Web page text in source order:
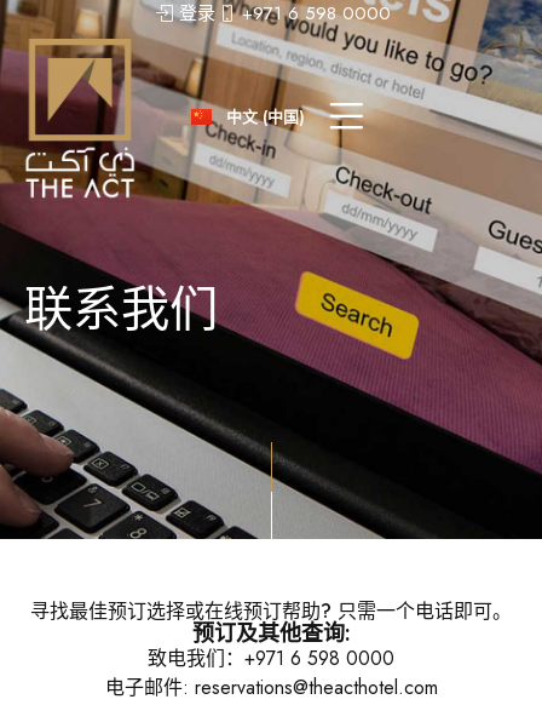
登录 +971 6 598 0000
中文 (中国)
عربى
Русский
English
联系我们
寻找最佳预订选择或在线预订帮助? 只需一个电话即可。
预订及其他查询:
致电我们：+971 6 598 0000
电子邮件: reservations@theacthotel.com